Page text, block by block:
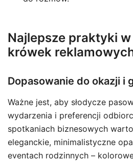
Najlepsze praktyki
krówek
Dopasowanie do okazji i
Ważne jest, aby słodycze
wydarzenia i preferencji
spotkaniach biznesowych
eleganckie, minimalistyczne
eventach rodzinnych –